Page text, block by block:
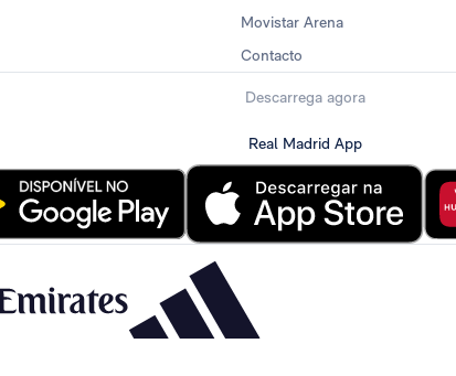
Movistar Arena
Contacto
Descarrega agora
Real Madrid App